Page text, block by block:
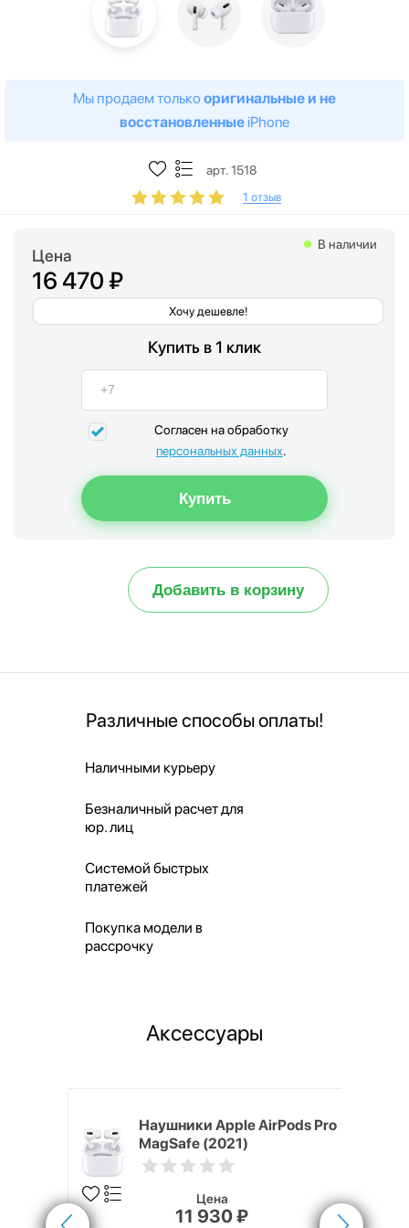
Мы продаем только оригинальные и не
восстановленные iPhone
арт. 1518
1 отзыв
Цена
16 470 ₽
Хочу дешевле!
В наличии
Купить в 1 клик
Согласен на обработку
персональных данных.
Добавить в корзину
Различные способы оплаты!
Наличными курьеру
Безналичный расчет для
юр. лиц
Системой быстрых
платежей
Покупка модели в
рассрочку
Аксессуары
Наушники Apple AirPods Pro
MagSafe (2021)
Цена
11 930 ₽